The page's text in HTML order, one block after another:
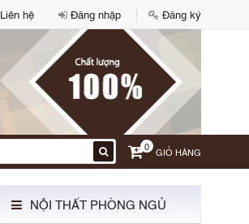
Liên hệ Đăng nhập Đăng ký
GIỎ HÀNG
0
NỘI THẤT PHÒNG NGỦ